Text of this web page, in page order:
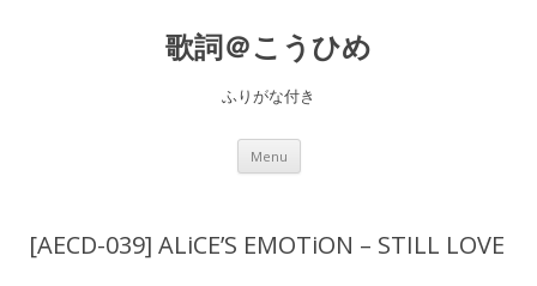
歌詞＠こうひめ
ふりがな付き
Menu Skip to content
[AECD-039] ALiCE’S EMOTiON – STILL LOVE